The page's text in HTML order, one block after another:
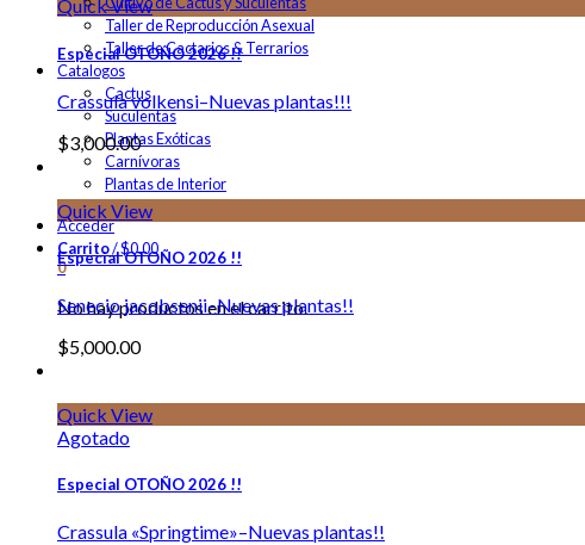
Taller de Reproducción Asexual
Taller de Cactarios & Terrarios
Catalogos
Cactus
Suculentas
Plantas Exóticas
Carnívoras
Plantas de Interior
Acceder
Carrito/$0.00
0
No hay productos en el carrito.
Quick View
Especial OTOÑO 2026 !!
Crassula volkensi–Nuevas plantas!!!
$3,000.00
Quick View
Especial OTOÑO 2026 !!
Senecio jacobsenii–Nuevas plantas!!
$5,000.00
Quick View
Agotado
Especial OTOÑO 2026 !!
Crassula «Springtime»–Nuevas plantas!!